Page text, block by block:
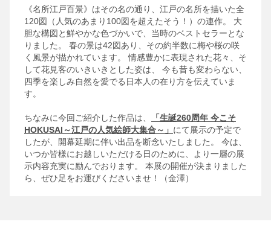
《名所江戸百景》はその名の通り、江戸の名所を描いた全
120図（人気のあまり100図を超えたそう！）の連作。
大
胆な構図と鮮やかな色づかいで、当時のベストセラーとな
りました。
春の景は42図あり、その約半数に梅や桜の咲
く風景が描かれています。
情感豊かに表現された花々、そ
して花見客のいきいきとした姿は、
今も昔も変わらない、
四季を楽しみ自然を愛でる日本人の在り方を伝えていま
す。
ちなみに今回ご紹介した作品は、
「生誕260周年 今こそ
HOKUSAI～江戸の人気絵師大集合～」 にて展示の予定で
したが、開幕延期に伴い出品を断念いたしました。
今は、
いつか皆様にお越しいただける日のために、より一層の展
示内容充実に励んでおります。
本展の開催が決まりました
ら、ぜひ足をお運びくださいませ！（金澤）